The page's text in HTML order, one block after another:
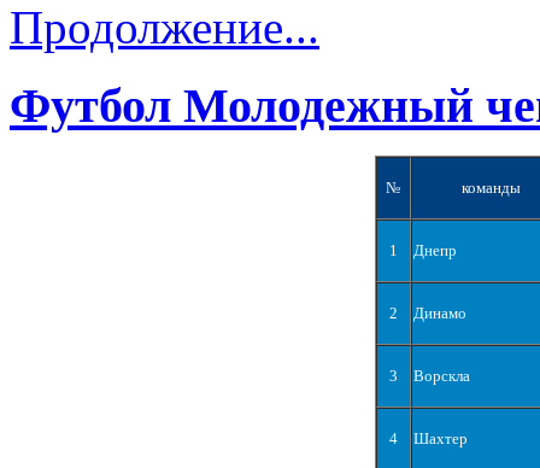
Продолжение...
Футбол Молодежный
№ команды
1 Днепр
2 Динамо
3 Ворскла
4 Шахтер